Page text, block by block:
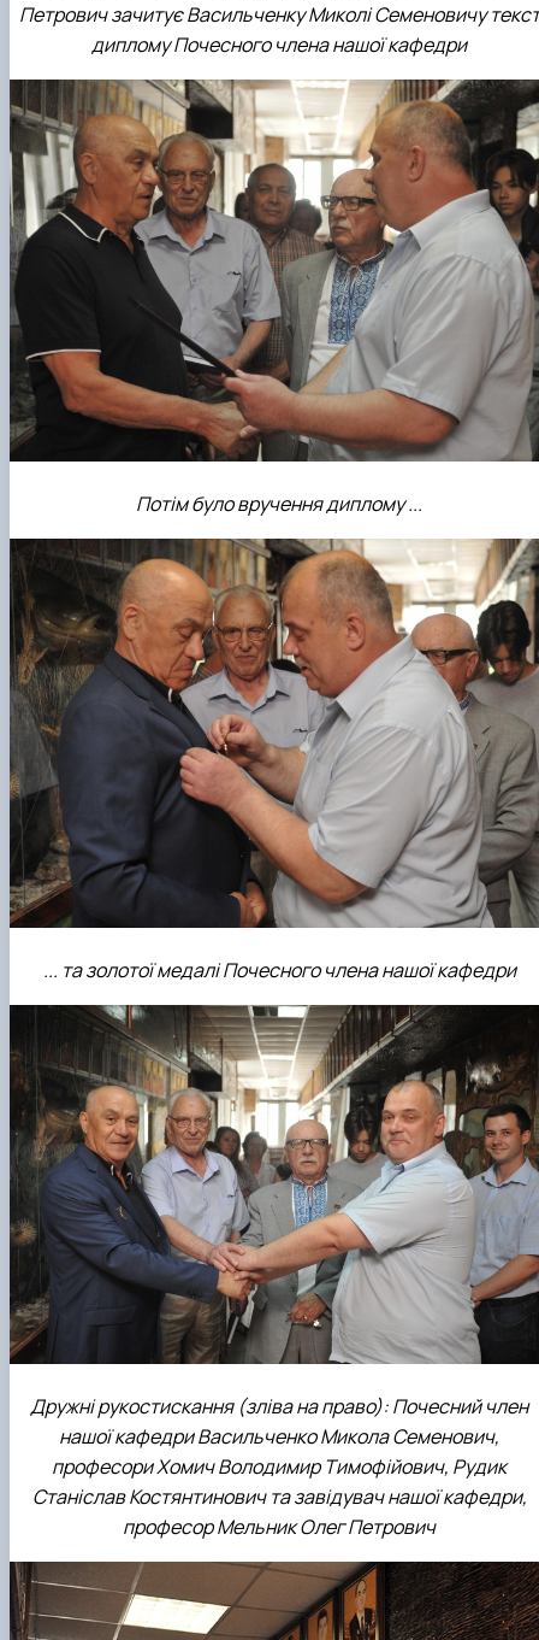
Петрович зачитує Васильченку Миколі Семеновичу текст
диплому Почесного члена нашої кафедри
Потім було вручення диплому ...
... та золотої медалі Почесного члена нашої кафедри
Дружні рукостискання (зліва на право): Почесний член
нашої кафедри Васильченко Микола Семенович,
професори Хомич Володимир Тимофійович, Рудик
Станіслав Костянтинович та завідувач нашої кафедри,
професор Мельник Олег Петрович